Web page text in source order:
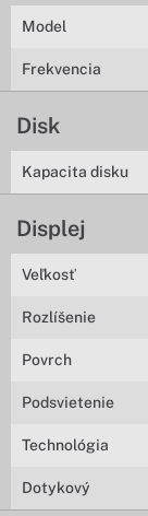
Model
Frekvencia
Disk
Kapacita disku
Displej
Veľkosť
Rozlíšenie
Povrch
Podsvietenie
Technológia
Dotykový